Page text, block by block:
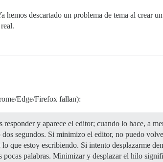
descartado un problema de tema al crear
Edge/Firefox fallan):
y aparece el editor; cuando lo hace, a
segundos. Si minimizo el editor, no puedo
que estoy escribiendo. Si intento desplazarme
pocas palabras. Minimizar y desplazar el hilo